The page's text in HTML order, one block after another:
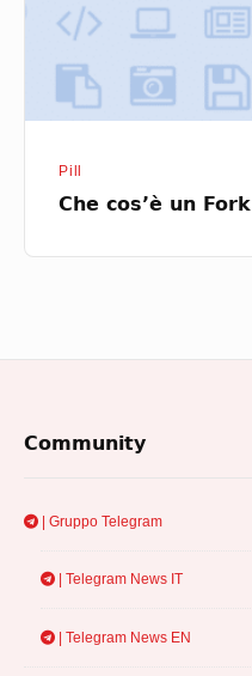
Pill
Che cos’è un Fork
Community
| Gruppo Telegram
| Telegram News IT
| Telegram News EN